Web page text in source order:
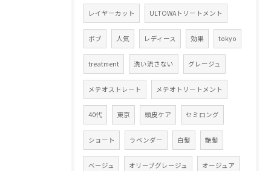
レイヤーカット ULTOWAトリートメント
ボブ 人気 レディース 効果 tokyo
treatment 洗い流さない グレージュ
メテオストレート メテオトリートメント
40代 東京 頭皮ケア セミロング
ショート ラベンダー 白髪 艶髪
ベージュ オリーブグレージュ オージュア